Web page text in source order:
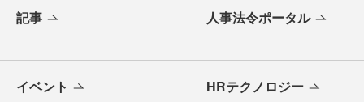
記事 人事法令ポータル
イベント HRテクノロジー